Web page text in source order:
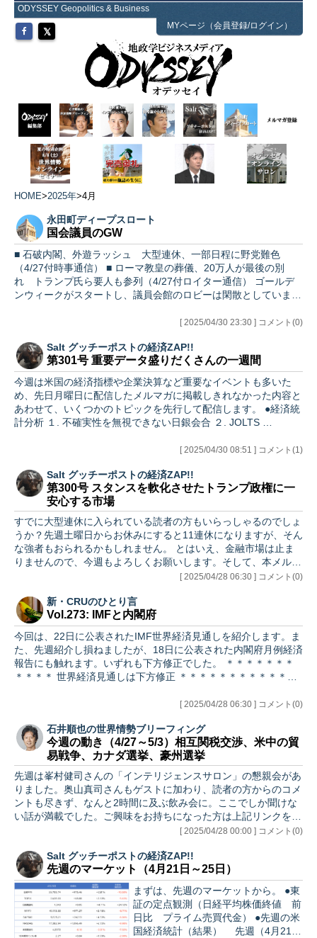
ODYSSEY Geopolitics & Business
MYページ（会員登録/ログイン）
HOME>2025年>4月
永田町ディープスロート
国会議員のGW
■ 石破内閣、外遊ラッシュ 大型連休、一部日程に野党難色
（4/27付時事通信） ■ ローマ教皇の葬儀、20万人が最後の別
れ トランプ氏ら要人も参列（4/27付ロイター通信） ゴールデ
ンウィークがスタートし、議員会館のロビーは閑散としていま…
[ 2025/04/30 23:30 ] コメント(0)
Salt グッチーポストの経済ZAP!!
第301号 重要データ盛りだくさんの一週間
今週は米国の経済指標や企業決算など重要なイベントも多いた
め、先日月曜日に配信したメルマガに掲載しきれなかった内容と
あわせて、いくつかのトピックを先行して配信します。 ●経済統
計分析 １. 不確実性を無視できない日銀会合 ２. JOLTS …
[ 2025/04/30 08:51 ] コメント(1)
Salt グッチーポストの経済ZAP!!
第300号 スタンスを軟化させたトランプ政権に一
安心する市場
すでに大型連休に入られている読者の方もいらっしゃるのでしょ
うか？先週土曜日からお休みにすると11連休になりますが、そん
な強者もおられるかもしれません。 とはいえ、金融市場は止ま
りませんので、今週もよろしくお願いします。そして、本メルマ
[ 2025/04/28 06:30 ] コメント(0)
新・CRUのひとり言
Vol.273: IMFと内閣府
今回は、22日に公表されたIMF世界経済見通しを紹介します。ま
た、先週紹介し損ねましたが、18日に公表された内閣府月例経済
報告にも触れます。いずれも下方修正でした。 ＊＊＊＊＊＊＊
＊＊＊＊ 世界経済見通しは下方修正 ＊＊＊＊＊＊＊＊＊＊＊…
[ 2025/04/28 06:30 ] コメント(0)
石井順也の世界情勢ブリーフィング
今週の動き（4/27～5/3）相互関税交渉、米中の貿
易戦争、カナダ選挙、豪州選挙
先週は峯村健司さんの「インテリジェンスサロン」の懇親会があ
りました。奥山真司さんもゲストに加わり、読者の方からのコメ
ントも尽きず、なんと2時間に及ぶ飲み会に。ここでしか聞けな
い話が満載でした。ご興味をお持ちになった方は上記リンクをご
[ 2025/04/28 00:00 ] コメント(0)
Salt グッチーポストの経済ZAP!!
先週のマーケット（4月21日～25日）
まずは、先週のマーケットから。 ●東
証の定点観測（日経平均株価終値 前
日比 プライム売買代金） ●先週の米
国経済統計（結果） 先週（4月21日